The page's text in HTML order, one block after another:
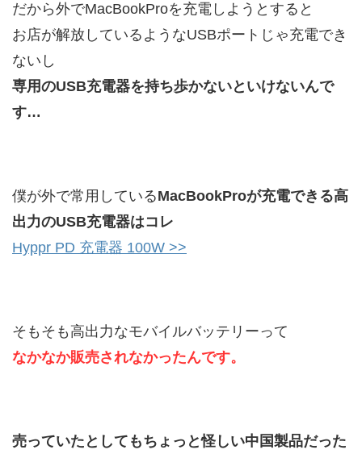
だから外でMacBookProを充電しようとすると
お店が解放しているようなUSBポートじゃ充電でき
ないし
専用のUSB充電器を持ち歩かないといけないんで
す…
僕が外で常用しているMacBookProが充電できる高
出力のUSB充電器はコレ
Hyppr PD 充電器 100W >>
そもそも高出力なモバイルバッテリーって
なかなか販売されなかったんです。
売っていたとしてもちょっと怪しい中国製品だった